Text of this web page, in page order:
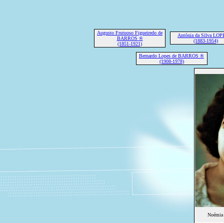
Augusto Frutuoso Figueiredo de
BARROS ®
(1851-1921)
Antónia da Silva
(1883-1954)
Bernardo Lopes de BARROS ®
(1908-1978)